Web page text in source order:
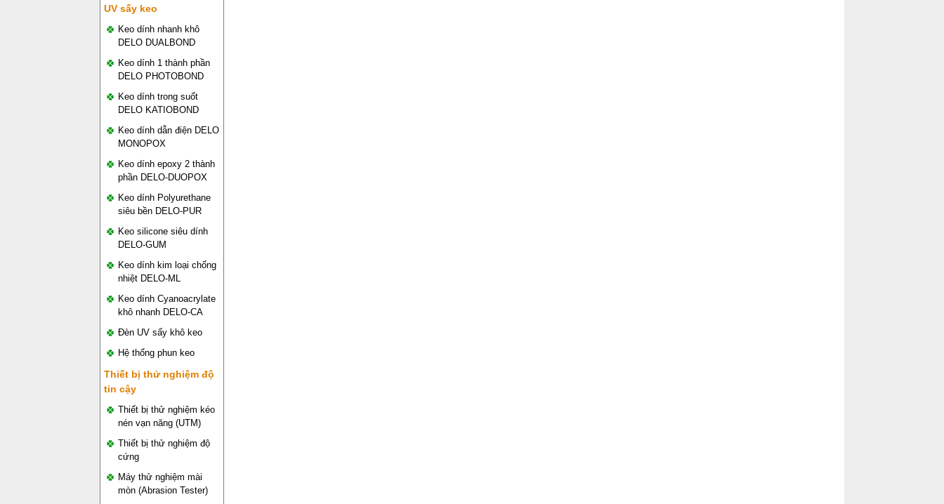
UV sấy keo
Keo dính nhanh khô
DELO DUALBOND
Keo dính 1 thành phần
DELO PHOTOBOND
Keo dính trong suốt
DELO KATIOBOND
Keo dính dẫn điện DELO
MONOPOX
Keo dính epoxy 2 thành
phần DELO-DUOPOX
Keo dính Polyurethane
siêu bền DELO-PUR
Keo silicone siêu dính
DELO-GUM
Keo dính kim loại chống
nhiệt DELO-ML
Keo dính Cyanoacrylate
khô nhanh DELO-CA
Đèn UV sấy khô keo
Hệ thống phun keo
Thiết bị thử nghiệm độ
tin cậy
Thiết bị thử nghiệm kéo
nén vạn năng (UTM)
Thiết bị thử nghiệm độ
cứng
Máy thử nghiệm mài
mòn (Abrasion Tester)